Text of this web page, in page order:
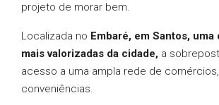
projeto de morar bem.
Localizada no Embaré, em Santos,
mais valorizadas da cidade, a
acesso a uma ampla rede de
conveniências.